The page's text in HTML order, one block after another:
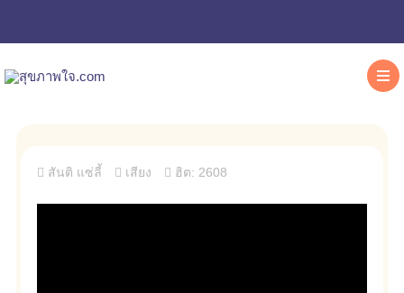
สันติ แซ่ลี้ เสียง ฮิต: 2608